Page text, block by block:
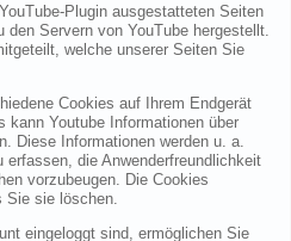
Plugin ausgestatteten Seiten
den Servern von YouTube hergestellt.
welche unserer Seiten Sie
Cookies auf Ihrem Endgerät
kann Youtube Informationen über
Diese Informationen werden u. a.
die Anwenderfreundlichkeit
vorzubeugen. Die Cookies
Sie sie löschen.
eingeloggt sind, ermöglichen Sie